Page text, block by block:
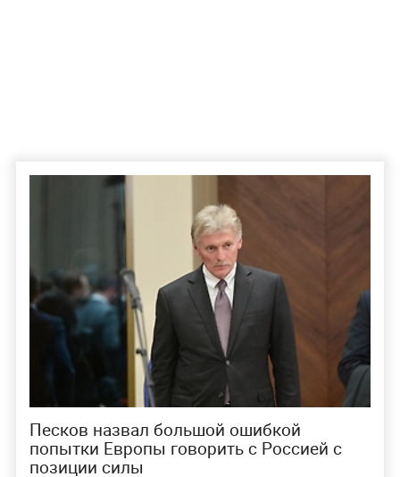
Песков назвал большой ошибкой
попытки Европы говорить с Россией с
позиции силы